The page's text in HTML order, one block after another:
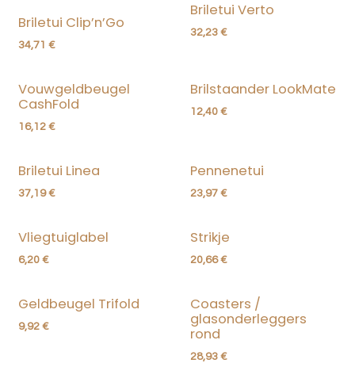
Briletui Clip’n’Go
34,71 €
Briletui Verto
32,23€
Vouwgeldbeugel
CashFold
16,12 €
Brilstaander LookMate
12,40€
Briletui Linea
37,19€
Pennenetui
23,97€
Vliegtuiglabel
6,20 €
Strikje
20,66€
Geldbeugel Trifold
9,92 €
Coasters /
glasonderleggers
rond
28,93€